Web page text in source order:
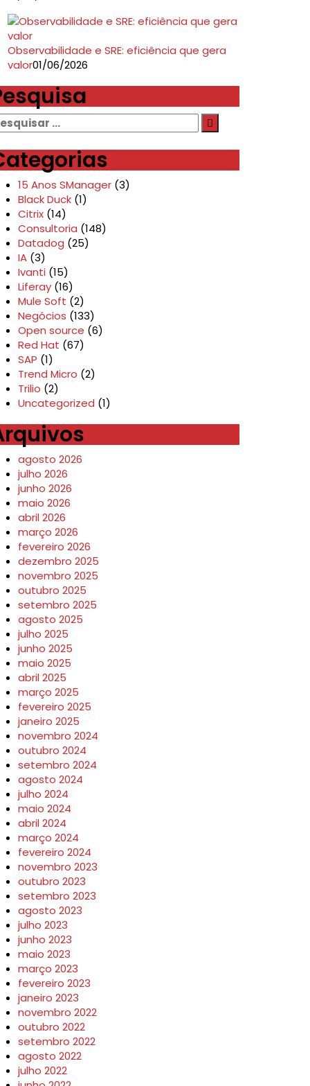
Observabilidade e SRE: eficiência que gera
valor01/06/2026
15 Anos SManager (3)
Black Duck (1)
Citrix (14)
Consultoria (148)
Datadog (25)
IA (3)
Ivanti (15)
Liferay (16)
Mule Soft (2)
Negócios (133)
Open source (6)
Red Hat (67)
SAP (1)
Trend Micro (2)
Trilio (2)
Uncategorized (1)
agosto 2026
julho 2026
junho 2026
maio 2026
abril 2026
março 2026
fevereiro 2026
dezembro 2025
novembro 2025
outubro 2025
setembro 2025
agosto 2025
julho 2025
junho 2025
maio 2025
abril 2025
março 2025
fevereiro 2025
janeiro 2025
novembro 2024
outubro 2024
setembro 2024
agosto 2024
julho 2024
maio 2024
abril 2024
março 2024
fevereiro 2024
novembro 2023
outubro 2023
setembro 2023
agosto 2023
julho 2023
junho 2023
maio 2023
março 2023
fevereiro 2023
janeiro 2023
novembro 2022
outubro 2022
setembro 2022
agosto 2022
julho 2022